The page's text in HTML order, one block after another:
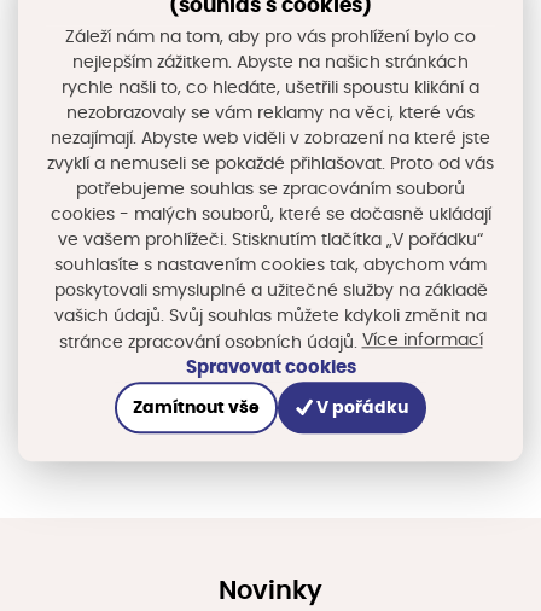
Národní úroveň
Územní dimenze, Národní stálá konference
Zjistit více
Novinky
(souhlas s cookies)
Záleží nám na tom, aby pro vás prohlížení bylo co
nejlepším zážitkem. Abyste na našich stránkách
rychle našli to, co hledáte, ušetřili spoustu klikání a
nezobrazovaly se vám reklamy na věci, které vás
nezajímají. Abyste web viděli v zobrazení na které jste
zvyklí a nemuseli se pokaždé přihlašovat. Proto od vás
potřebujeme souhlas se zpracováním souborů
cookies - malých souborů, které se dočasně ukládají
ve vašem prohlížeči. Stisknutím tlačítka „V pořádku“
souhlasíte s nastavením cookies tak, abychom vám
poskytovali smysluplné a užitečné služby na základě
vašich údajů. Svůj souhlas můžete kdykoli změnit na
stránce zpracování osobních údajů. Více informací
Spravovat cookies
Zamítnout vše V pořádku